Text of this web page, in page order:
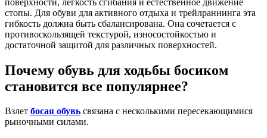
стопы. Для обуви для активного отдыха и трейлраннинга эта
гибкость должна быть сбалансирована. Она сочетается с
противоскользящей текстурой, износостойкостью и
достаточной защитой для различных поверхностей.
Почему обувь для ходьбы босиком
становится все популярнее?
Взлет босая обувь связана с несколькими пересекающимися
рыночными силами.